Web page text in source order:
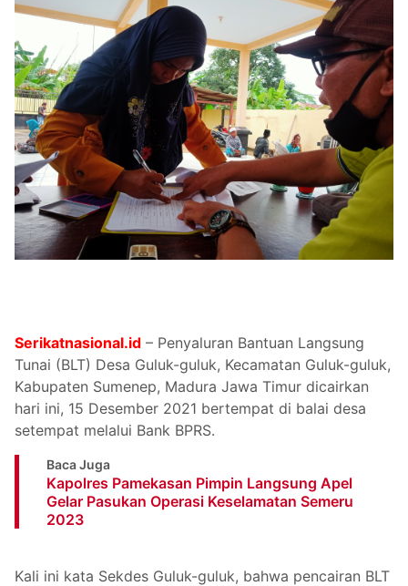
Serikatnasional.id – Penyaluran Bantuan Langsung
Tunai (BLT) Desa Guluk-guluk, Kecamatan Guluk-guluk,
Kabupaten Sumenep, Madura Jawa Timur dicairkan
hari ini, 15 Desember 2021 bertempat di balai desa
setempat melalui Bank BPRS.
Baca Juga
Kapolres Pamekasan Pimpin Langsung Apel
Gelar Pasukan Operasi Keselamatan Semeru
2023
Kali ini kata Sekdes Guluk-guluk, bahwa pencairan BLT